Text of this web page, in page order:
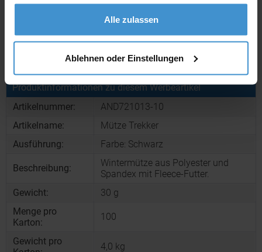
gesammelt haben.
Alle zulassen
Ablehnen oder Einstellungen
ca. 3 - 5 Werktage
Muster bestellen
Produktinformationen zu diesem Werbeartikel
Artikelnummer:
AND721013-10
Artikelname:
Mütze Trekker
Ausführung:
Farbe: Schwarz
Beschreibung:
Wintermütze aus Polyester und
Spandex mit Fleece-Futter.
Gewicht:
30 g
Menge pro
Karton:
100
Gewicht pro
4,0 kg